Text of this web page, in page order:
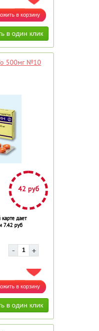
500мг №10
42 руб
дает
7.42 руб
ДОБАВИТЬ В ИЗБРАННОЕ